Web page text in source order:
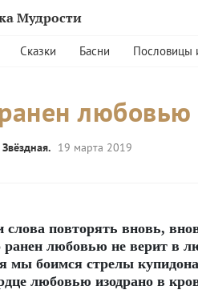
Мудрости
Сказки Басни Пословицы
19 марта 2019
слова повторять вновь,
ранен любовью не верит в
мы боимся стрелы
любовью изодрано в